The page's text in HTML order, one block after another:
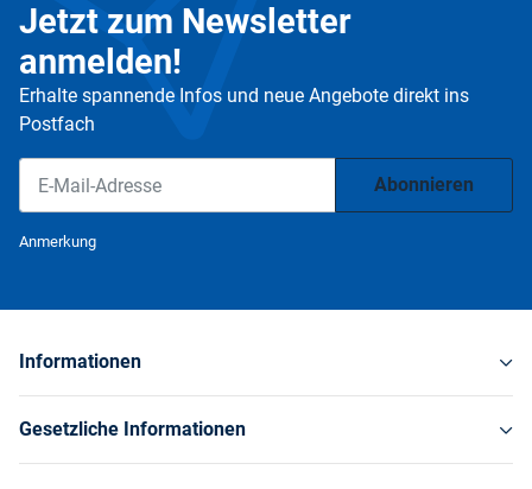
Jetzt zum Newsletter
anmelden!
Erhalte spannende Infos und neue Angebote direkt ins
Postfach
Abonnieren
Anmerkung
Informationen
Gesetzliche Informationen